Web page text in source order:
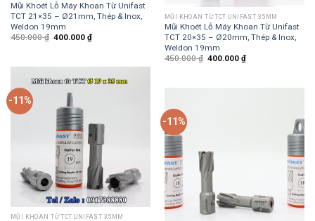
Mũi Khoét Lỗ Máy Khoan Từ Unifast
TCT 21×35 – Ø21mm, Thép & Inox,
Weldon 19mm
450.000₫ 400.000₫
MŨI KHOAN TỪ TCT UNIFAST 35MM
Mũi Khoét Lỗ Máy Khoan Từ Unifast
TCT 20×35 – Ø20mm, Thép & Inox,
Weldon 19mm
450.000₫ 400.000₫
-11%
MŨI KHOAN TỪ TCT UNIFAST 35MM
-11%